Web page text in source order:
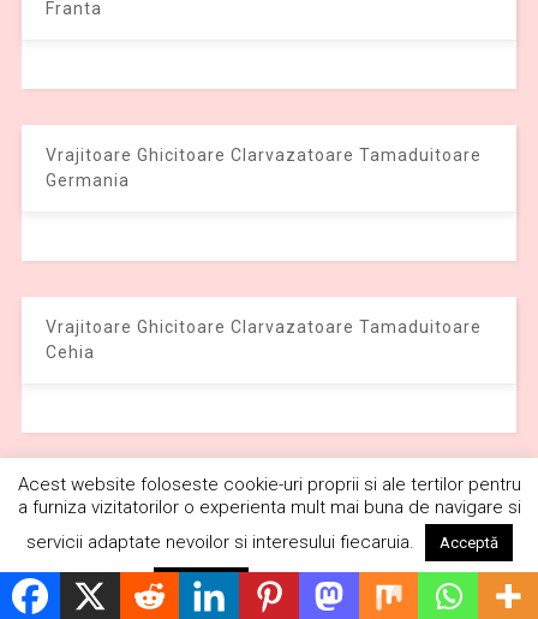
Franta
Vrajitoare Ghicitoare Clarvazatoare Tamaduitoare
Germania
Vrajitoare Ghicitoare Clarvazatoare Tamaduitoare
Cehia
Vrajitoare Ghicitoare Clarvazatoare Tamaduitoare
Acest website foloseste cookie-uri proprii si ale tertilor pentru
a furniza vizitatorilor o experienta mult mai buna de navigare si
servicii adaptate nevoilor si interesului fiecaruia.
Acceptă
Respinge Citește mai mult